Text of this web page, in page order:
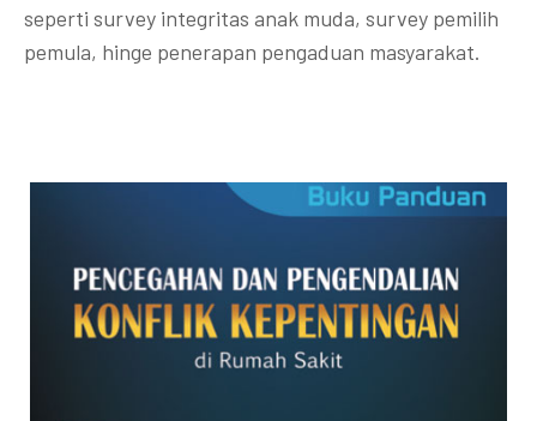
seperti survey integritas anak muda, survey pemilih
pemula, hinge penerapan pengaduan masyarakat.